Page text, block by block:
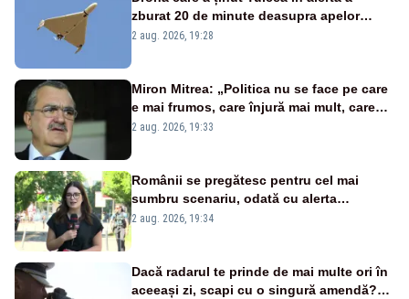
zburat 20 de minute deasupra apelor
României. Au fost ridicate două F-16
2 aug. 2026, 19:28
Miron Mitrea: „Politica nu se face pe care
e mai frumos, care înjură mai mult, care
țipă mai tare, ci pe proiecte”
2 aug. 2026, 19:33
Românii se pregătesc pentru cel mai
sumbru scenariu, odată cu alerta
energetică
2 aug. 2026, 19:34
Dacă radarul te prinde de mai multe ori în
aceeași zi, scapi cu o singură amendă?